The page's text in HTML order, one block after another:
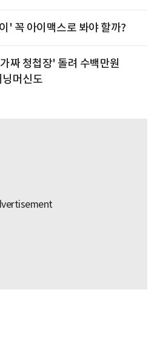
' 꼭 아이맥스로 봐야 할까?
짜 청첩장' 돌려 수백만원
머신도